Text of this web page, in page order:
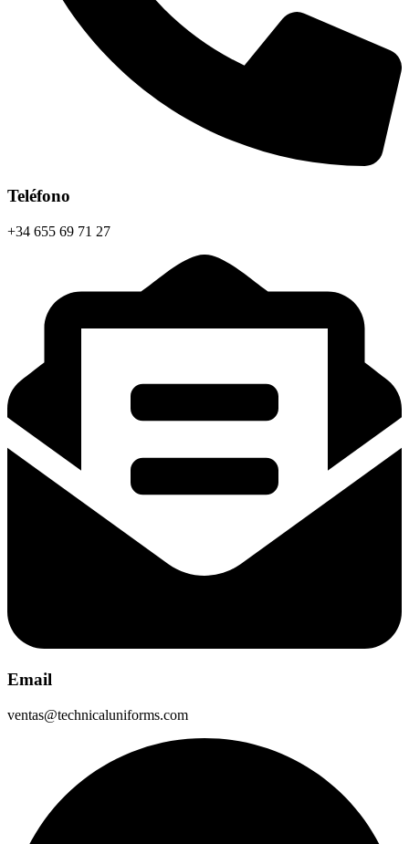
Teléfono
+34 655 69 71 27
Email
ventas@technicaluniforms.com